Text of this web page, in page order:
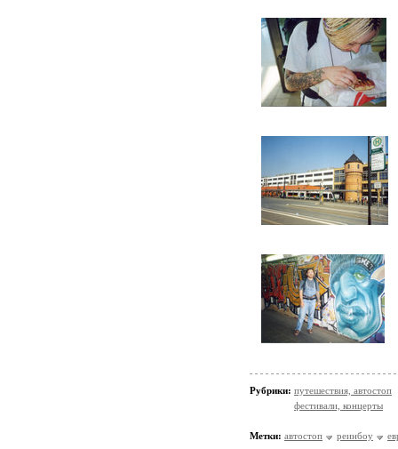
Рубрики: путешествия, автостоп
фестивали, концерты
Метки: автостоп реинбоу